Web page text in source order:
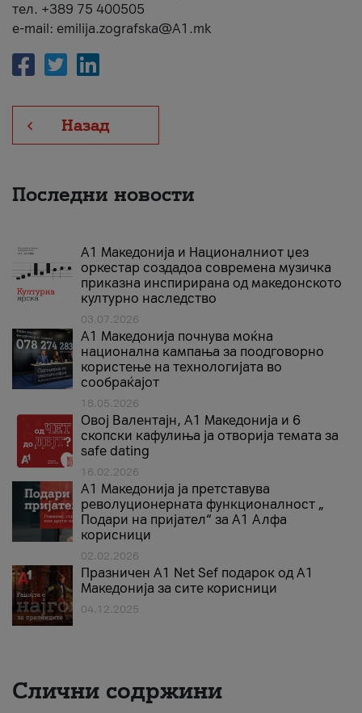
тел. +389 75 400505
e-mail: emilija.zografska@A1.mk
Назад
Последни новости
А1 Македонија и Националниот џез
оркестар создадоа современа музичка
приказна инспирирана од македонското
културно наследство
03.07.2026
A1 Македонија почнува моќна
национална кампања за поодговорно
користење на технологијата во
сообраќајот
18.05.2026
Овој Валентајн, A1 Македонија и 6
скопски кафулиња ја отворија темата за
safe dating
16.02.2026
А1 Македонија ја претставува
револуционерната функционалност „
Подари на пријател“ за А1 Алфа
корисници
02.02.2026
Празничен A1 Net Sеf подарок од А1
Македонија за сите корисници
04.12.2025
Слични содржини